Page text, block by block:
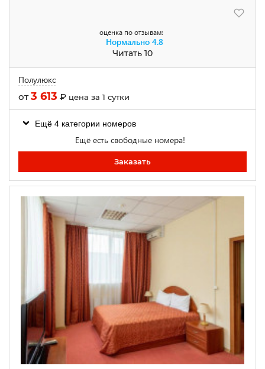
оценка по отзывам:
Нормально 4.8
Читать 10
Полулюкс
от3 613 ₽ цена за 1 сутки
Ещё 4 категории номеров
Ещё есть свободные номера!
Заказать